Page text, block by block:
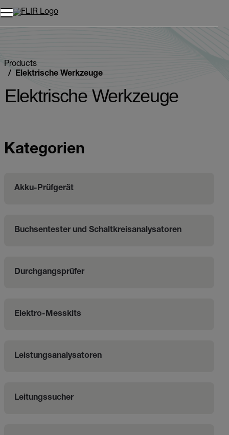
Unread messages
Entfernen
Elemente
Element
In den Warenkorb
Im Warenkorb
Products
Elektrische Werkzeuge
Elektrische Werkzeuge
Kategorien
Akku-Prüfgerät
Buchsentester und Schaltkreisanalysatoren
Durchgangsprüfer
Elektro-Messkits
Leistungsanalysatoren
Leitungssucher